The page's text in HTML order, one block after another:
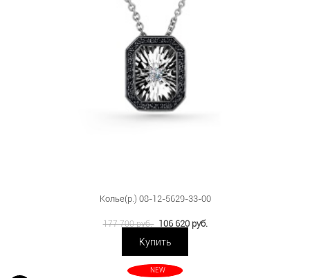
Колье(р.) 08-12-5629-33-00
177 700 руб. 106 620 руб.
Купить
NEW